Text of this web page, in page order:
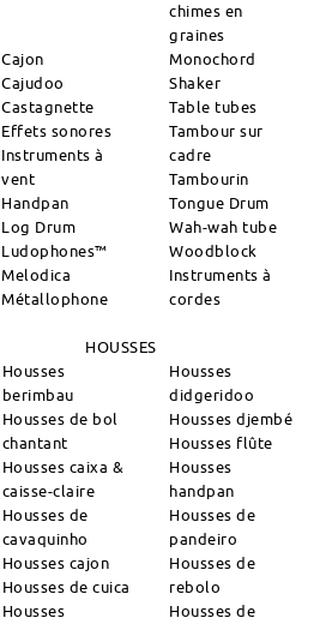
chimes en
graines
Cajon
Cajudoo
Castagnette
Effets sonores
Instruments à
vent
Handpan
Log Drum
Ludophones™
Melodica
Métallophone
Monochord
Shaker
Table tubes
Tambour sur
cadre
Tambourin
Tongue Drum
Wah-wah tube
Woodblock
Instruments à
cordes
HOUSSES
Housses
berimbau
Housses de bol
chantant
Housses caixa &
caisse-claire
Housses de
cavaquinho
Housses cajon
Housses de cuica
Housses
Housses
didgeridoo
Housses djembé
Housses flûte
Housses
handpan
Housses de
pandeiro
Housses de
rebolo
Housses de